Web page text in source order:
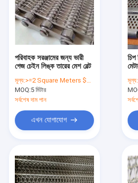
পরিবাহক সরঞ্জামের জন্য ভারী
গেজ চেইন লিঙ্ক তারের মেশ বেল্ট
মূল্য:>=2 Square Meters $43.00
MOQ:5 মিটার
সর্বশেষ দাম পান
এখন যোগাযোগ
মূল্য: